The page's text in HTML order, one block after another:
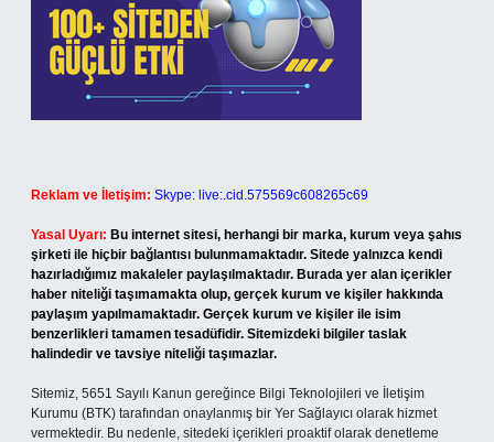
Reklam ve İletişim: Skype: live:.cid.575569c608265c69
Yasal Uyarı: Bu internet sitesi, herhangi bir marka, kurum veya şahıs
şirketi ile hiçbir bağlantısı bulunmamaktadır. Sitede yalnızca kendi
hazırladığımız makaleler paylaşılmaktadır. Burada yer alan içerikler
haber niteliği taşımamakta olup, gerçek kurum ve kişiler hakkında
paylaşım yapılmamaktadır. Gerçek kurum ve kişiler ile isim
benzerlikleri tamamen tesadüfidir. Sitemizdeki bilgiler taslak
halindedir ve tavsiye niteliği taşımazlar.
Sitemiz, 5651 Sayılı Kanun gereğince Bilgi Teknolojileri ve İletişim
Kurumu (BTK) tarafından onaylanmış bir Yer Sağlayıcı olarak hizmet
vermektedir. Bu nedenle, sitedeki içerikleri proaktif olarak denetleme